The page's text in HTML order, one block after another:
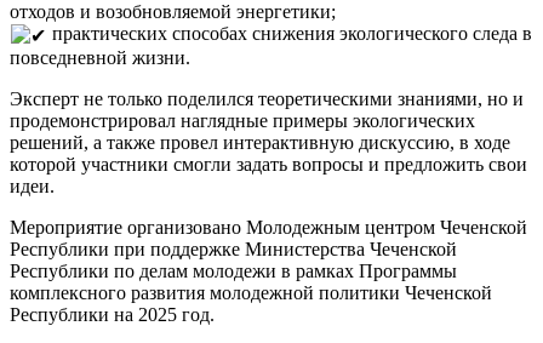
отходов и возобновляемой энергетики;
практических способах снижения экологического следа в
повседневной жизни.
Эксперт не только поделился теоретическими знаниями, но и
продемонстрировал наглядные примеры экологических
решений, а также провел интерактивную дискуссию, в ходе
которой участники смогли задать вопросы и предложить свои
идеи.
Мероприятие организовано Молодежным центром Чеченской
Республики при поддержке Министерства Чеченской
Республики по делам молодежи в рамках Программы
комплексного развития молодежной политики Чеченской
Республики на 2025 год.